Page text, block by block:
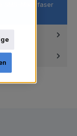
SMS-Mikrofaser